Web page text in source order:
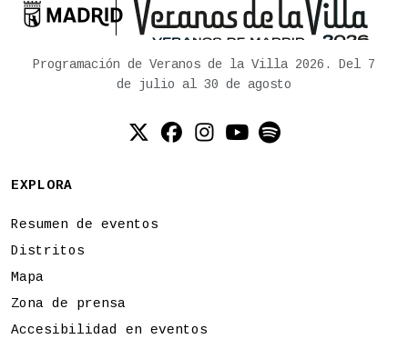

Ayuntamiento de Madrid
Programación de Veranos de la Villa 2026. Del 7
de julio al 30 de agosto
Twitter (X)
Facebook
Instagram
YouTube
Spotify
EXPLORA
Resumen de eventos
Distritos
Mapa
Zona de prensa
Accesibilidad en eventos